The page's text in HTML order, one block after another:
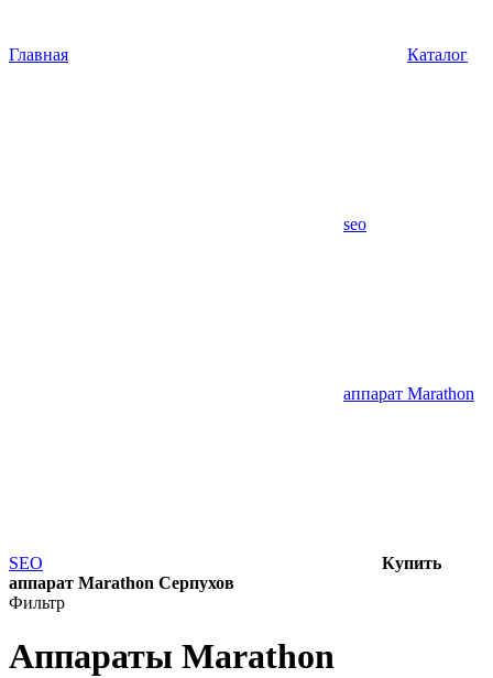
Главная Каталог
seo
аппарат Marathon
SEO
Купить
аппарат Marathon Серпухов
Фильтр
Аппараты Marathon